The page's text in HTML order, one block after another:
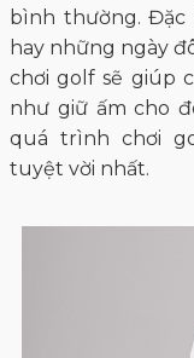
bình thường. Đặc
hay những ngày
chơi golf sẽ giúp
như giữ ấm cho
quá trình chơi
tuyệt vời nhất.